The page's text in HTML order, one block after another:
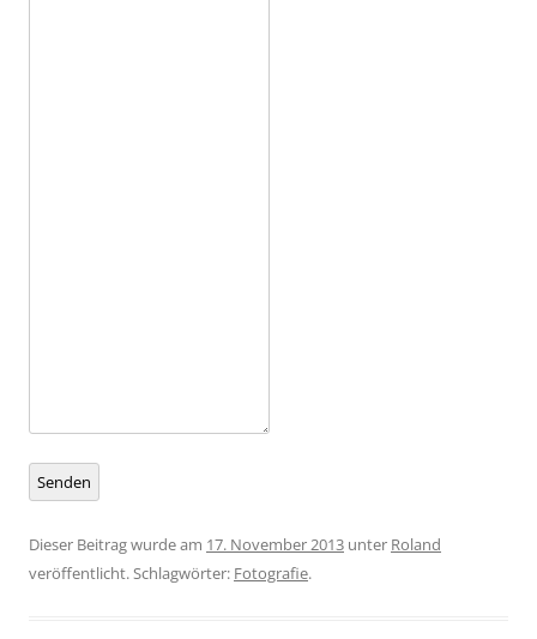
Senden
Dieser Beitrag wurde am 17. November 2013 unter Roland
veröffentlicht. Schlagwörter: Fotografie.